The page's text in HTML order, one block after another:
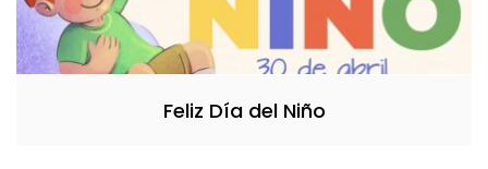
Feliz Día del Niño